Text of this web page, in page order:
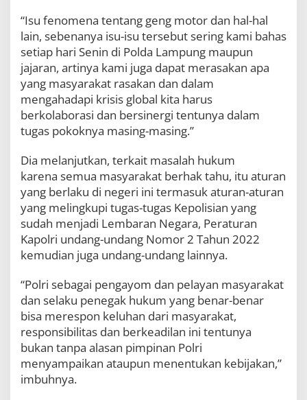
“Isu fenomena tentang geng motor dan hal-hal
lain, sebenanya isu-isu tersebut sering kami bahas
setiap hari Senin di Polda Lampung maupun
jajaran, artinya kami juga dapat merasakan apa
yang masyarakat rasakan dan dalam
mengahadapi krisis global kita harus
berkolaborasi dan bersinergi tentunya dalam
tugas pokoknya masing-masing.”
Dia melanjutkan, terkait masalah hukum
karena semua masyarakat berhak tahu, itu aturan
yang berlaku di negeri ini termasuk aturan-aturan
yang melingkupi tugas-tugas Kepolisian yang
sudah menjadi Lembaran Negara, Peraturan
Kapolri undang-undang Nomor 2 Tahun 2022
kemudian juga undang-undang lainnya.
“Polri sebagai pengayom dan pelayan masyarakat
dan selaku penegak hukum yang benar-benar
bisa merespon keluhan dari masyarakat,
responsibilitas dan berkeadilan ini tentunya
bukan tanpa alasan pimpinan Polri
menyampaikan ataupun menentukan kebijakan,”
imbuhnya.